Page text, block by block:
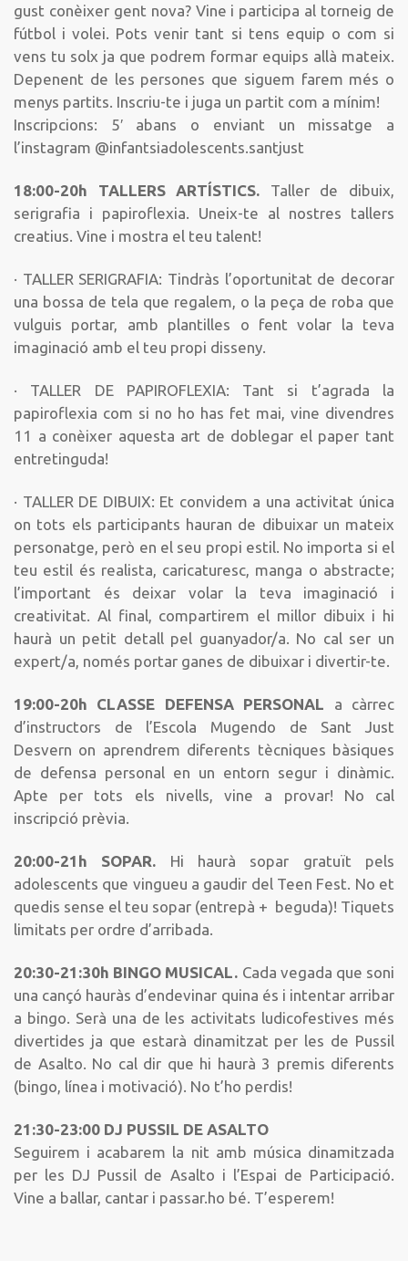
gust conèixer gent nova? Vine i participa al torneig de
fútbol i volei. Pots venir tant si tens equip o com si
vens tu solx ja que podrem formar equips allà mateix.
Depenent de les persones que siguem farem més o
menys partits. Inscriu-te i juga un partit com a mínim!
Inscripcions: 5′ abans o enviant un missatge a
l’instagram @infantsiadolescents.santjust
18:00-20h TALLERS ARTÍSTICS. Taller de dibuix,
serigrafia i papiroflexia. Uneix-te al nostres tallers
creatius. Vine i mostra el teu talent!
· TALLER SERIGRAFIA: Tindràs l’oportunitat de decorar
una bossa de tela que regalem, o la peça de roba que
vulguis portar, amb plantilles o fent volar la teva
imaginació amb el teu propi disseny.
· TALLER DE PAPIROFLEXIA: Tant si t’agrada la
papiroflexia com si no ho has fet mai, vine divendres
11 a conèixer aquesta art de doblegar el paper tant
entretinguda!
· TALLER DE DIBUIX: Et convidem a una activitat única
on tots els participants hauran de dibuixar un mateix
personatge, però en el seu propi estil. No importa si el
teu estil és realista, caricaturesc, manga o abstracte;
l’important és deixar volar la teva imaginació i
creativitat. Al final, compartirem el millor dibuix i hi
haurà un petit detall pel guanyador/a. No cal ser un
expert/a, només portar ganes de dibuixar i divertir-te.
19:00-20h CLASSE DEFENSA PERSONAL a càrrec
d’instructors de l’Escola Mugendo de Sant Just
Desvern on aprendrem diferents tècniques bàsiques
de defensa personal en un entorn segur i dinàmic.
Apte per tots els nivells, vine a provar! No cal
inscripció prèvia.
20:00-21h SOPAR. Hi haurà sopar gratuït pels
adolescents que vingueu a gaudir del Teen Fest. No et
quedis sense el teu sopar (entrepà + beguda)! Tiquets
limitats per ordre d’arribada.
20:30-21:30h BINGO MUSICAL. Cada vegada que soni
una cançó hauràs d’endevinar quina és i intentar arribar
a bingo. Serà una de les activitats ludicofestives més
divertides ja que estarà dinamitzat per les de Pussil
de Asalto. No cal dir que hi haurà 3 premis diferents
(bingo, línea i motivació). No t’ho perdis!
21:30-23:00 DJ PUSSIL DE ASALTO
Seguirem i acabarem la nit amb música dinamitzada
per les DJ Pussil de Asalto i l’Espai de Participació.
Vine a ballar, cantar i passar.ho bé. T’esperem!